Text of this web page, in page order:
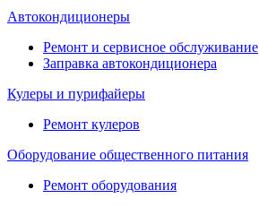
Автокондиционеры
Ремонт и сервисное обслуживание
Заправка автокондиционера
Кулеры и пурифайеры
Ремонт кулеров
Оборудование общественного питания
Ремонт оборудования